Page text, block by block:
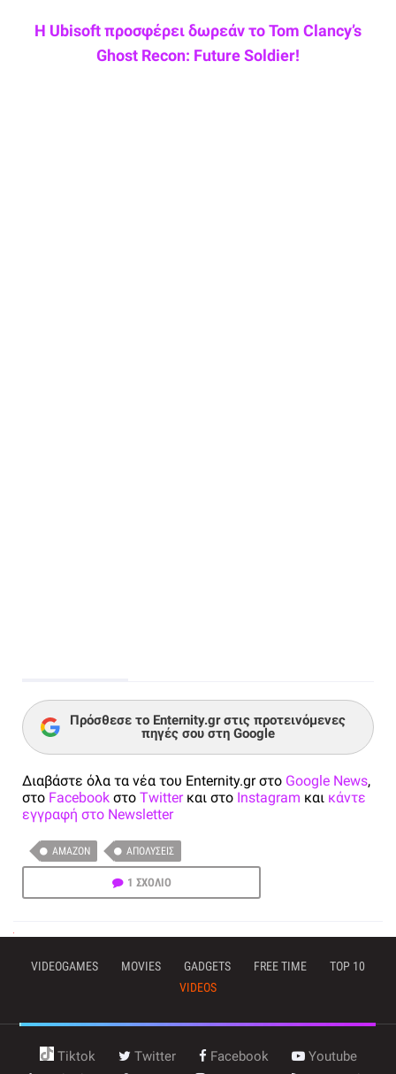
Η Ubisoft προσφέρει δωρεάν το Tom Clancy’s
Ghost Recon: Future Soldier!
Πρόσθεσε το Enternity.gr στις προτεινόμενες
πηγές σου στη Google
Διαβάστε όλα τα νέα του Enternity.gr στο Google News,
στο Facebook στο Twitterκαι στο Instagram και κάντε
εγγραφή στο Newsletter
AMAZON ΑΠΟΛΎΣΕΙΣ
1 ΣΧΟΛΙΟ
VIDEOGAMES MOVIES GADGETS FREE TIME
TOP 10
VIDEOS
Tiktok Twitter Facebook
Youtube